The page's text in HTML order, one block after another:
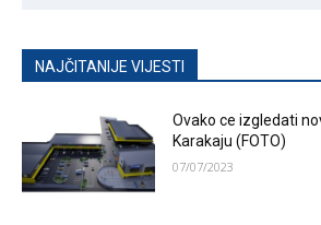
NAJČITANIJE VIJESTI
Ovako ce izgledati
Karakaju (FOTO)
07/07/2023